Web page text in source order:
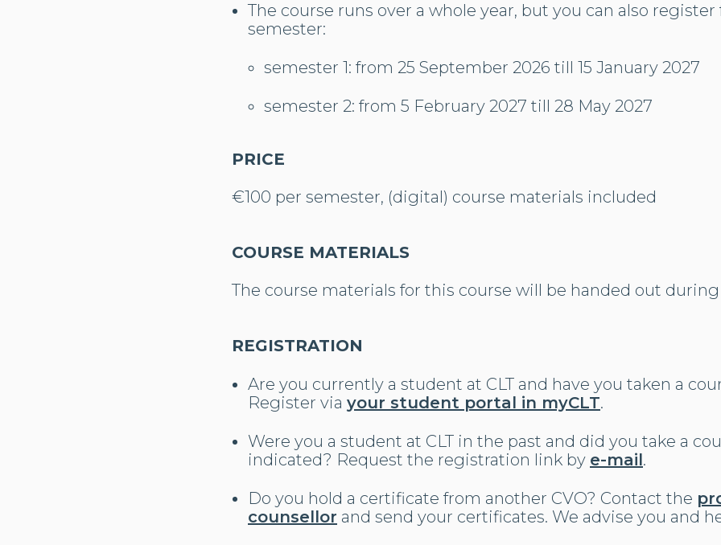
The course runs over a whole year, but you can also register
semester:
semester 1: from 25 September 2026 till 15 January 2027
semester 2: from 5 February 2027 till 28 May 2027
PRICE
€100 per semester, (digital) course materials included
COURSE MATERIALS
The course materials for this course will be handed out during
REGISTRATION
Are you currently a student at CLT and have you taken a
Register via your student portal in myCLT.
Were you a student at CLT in the past and did you take a
indicated? Request the registration link by e-mail.
Do you hold a certificate from another CVO? Contact the
counsellor and send your certificates. We advise you and